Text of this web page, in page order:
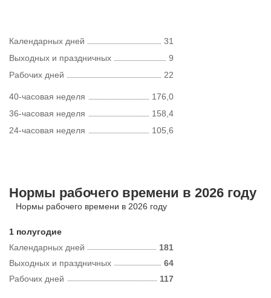
Календарных дней
31
Выходных и праздничных
9
Рабочих дней
22
40-часовая неделя
176,0
36-часовая неделя
158,4
24-часовая неделя
105,6
Нормы рабочего времени в 2026 году
Нормы рабочего времени в 2026 году
1 полугодие
Календарных дней
181
Рабочих дней 117
Выходных и праздничных 64